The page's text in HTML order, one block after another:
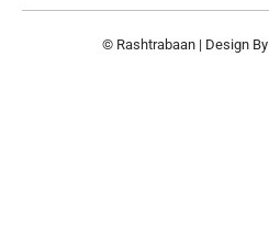
© Rashtrabaan | Design By